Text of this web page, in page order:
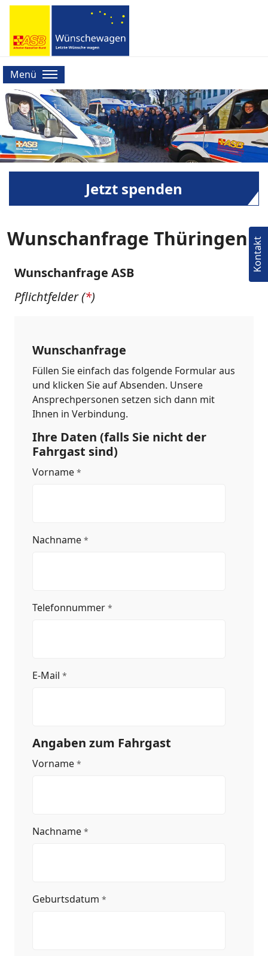
Menü
Jetzt spenden
Wunschanfrage Thüringen
Wunschanfrage ASB
Pflichtfelder (*)
Wunschanfrage
ASB
Wunschanfrage
Füllen Sie einfach das folgende Formular aus
und klicken Sie auf Absenden. Unsere
Ansprechpersonen setzen sich dann mit
Ihnen in Verbindung.
Ihre Daten (falls Sie nicht der
Fahrgast sind)
Vorname *
Nachname *
Telefonnummer *
E-Mail *
Angaben zum Fahrgast
Vorname *
Nachname *
Geburtsdatum *
Kontakt